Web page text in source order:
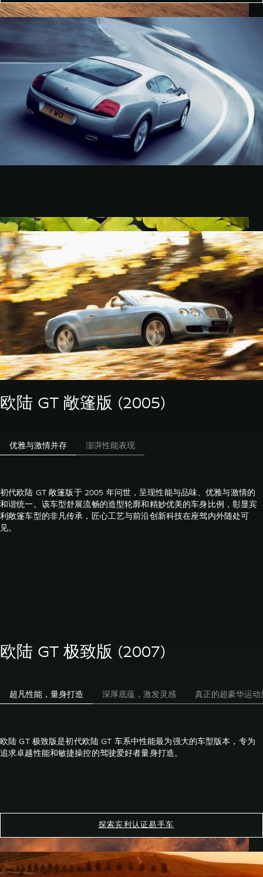
欧陆 GT 敞篷版 (2005)
优雅与激情并存 澎湃性能表现
初代欧陆 GT 敞篷版于 2005 年问世，呈现性能与品味、优雅与激情的
和谐统一。该车型舒展流畅的造型轮廓和精妙优美的车身比例，彰显宾
利敞篷车型的非凡传承，匠心工艺与前沿创新科技在座驾内外随处可
见。
欧陆 GT 极致版 (2007)
超凡性能，量身打造 深厚底蕴，激发灵感 真正的超豪华运动
欧陆 GT 极致版是初代欧陆 GT 车系中性能最为强大的车型版本，专为
追求卓越性能和敏捷操控的驾驶爱好者量身打造。
探索宾利认证易手车